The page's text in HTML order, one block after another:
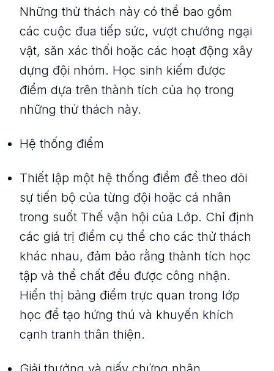
Những thử thách này có thể bao gồm
các cuộc đua tiếp sức, vượt chướng ngại
vật, săn xác thối hoặc các hoạt động xây
dựng đội nhóm. Học sinh kiếm được
điểm dựa trên thành tích của họ trong
những thử thách này.
Hệ thống điểm
Thiết lập một hệ thống điểm để theo dõi
sự tiến bộ của từng đội hoặc cá nhân
trong suốt Thế vận hội của Lớp. Chỉ định
các giá trị điểm cụ thể cho các thử thách
khác nhau, đảm bảo rằng thành tích học
tập và thể chất đều được công nhận.
Hiển thị bảng điểm trực quan trong lớp
học để tạo hứng thú và khuyến khích
cạnh tranh thân thiện.